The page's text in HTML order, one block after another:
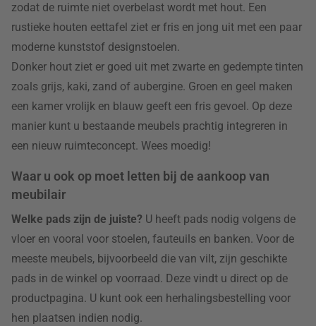
zodat de ruimte niet overbelast wordt met hout. Een
rustieke houten eettafel ziet er fris en jong uit met een paar
moderne kunststof designstoelen.
Donker hout ziet er goed uit met zwarte en gedempte tinten
zoals grijs, kaki, zand of aubergine. Groen en geel maken
een kamer vrolijk en blauw geeft een fris gevoel. Op deze
manier kunt u bestaande meubels prachtig integreren in
een nieuw ruimteconcept. Wees moedig!
Waar u ook op moet letten bij de aankoop van
meubilair
Welke pads zijn de juiste? U heeft pads nodig volgens de
vloer en vooral voor stoelen, fauteuils en banken. Voor de
meeste meubels, bijvoorbeeld die van vilt, zijn geschikte
pads in de winkel op voorraad. Deze vindt u direct op de
productpagina. U kunt ook een herhalingsbestelling voor
hen plaatsen indien nodig.